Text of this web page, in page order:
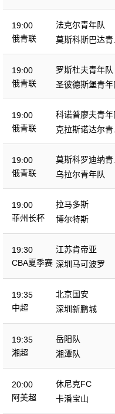
队
19:00
俄青联
法克尔青年队
莫斯科斯巴达青
队
19:00
俄青联
罗斯杜夫青年队
圣彼德斯堡青年
19:00
俄青联
科诺普廖夫青年
克拉斯诺达尔青
队
19:00
俄青联
莫斯科罗迪纳青
队
乌拉尔青年队
19:00
菲州长杯
拉马多斯
博尔特斯
19:30
CBA夏季赛
江苏肯帝亚
深圳马可波罗
19:35
中超
北京国安
深圳新鹏城
19:35
湘超
岳阳队
湘潭队
20:00
阿美超
休尼克FC
卡潘宝山